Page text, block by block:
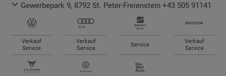
Gewerbepark 9, 8792 St. Peter-Freienstein +43 505 91141
Verkauf
Service
Verkauf
Service
Service
Verkauf
Service